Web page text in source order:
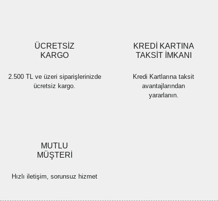
ÜCRETSİZ
KARGO
2.500 TL ve üzeri siparişlerinizde
ücretsiz kargo.
KREDİ KARTINA
TAKSİT İMKANI
Kredi Kartlarına taksit
avantajlarından
yararlanın.
MUTLU
MÜŞTERİ
Hızlı iletişim, sorunsuz hizmet